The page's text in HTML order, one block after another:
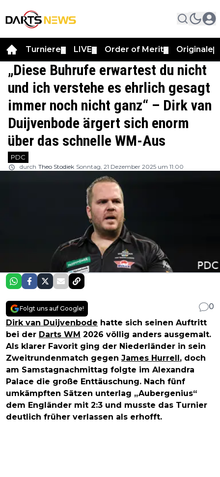
Turniere LIVE Order of Merit Originale
„Diese Buhrufe erwartest du nicht
und ich verstehe es ehrlich gesagt
immer noch nicht ganz“ – Dirk van
Duijvenbode ärgert sich enorm
über das schnelle WM-Aus
PDC
durch Theo Stodiek Sonntag, 21 Dezember 2025 um 11:00
Folgt uns auf Google!
0
Dirk van Duijvenbode hatte sich seinen Auftritt
bei der Darts WM 2026 völlig anders ausgemalt.
Als klarer Favorit ging der Niederländer in sein
Zweitrundenmatch gegen James Hurrell , doch
am Samstagnachmittag folgte im Alexandra
Palace die große Enttäuschung. Nach fünf
umkämpften Sätzen unterlag „Aubergenius“
dem Engländer mit 2:3 und musste das Turnier
deutlich früher verlassen als erhofft.